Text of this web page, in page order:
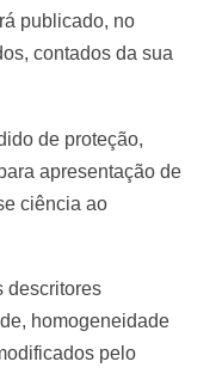
publicado, no
contados da sua
de proteção,
apresentação de
ciência ao
descritores
homogeneidade
pelo